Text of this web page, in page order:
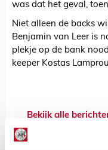
was dat het geval,
Niet alleen de backs
Benjamin van Leer is
plekje op de bank
keeper Kostas
Bekijk alle